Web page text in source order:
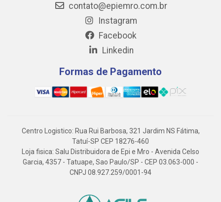
contato@epiemro.com.br
Instagram
Facebook
Linkedin
Formas de Pagamento
Centro Logistico: Rua Rui Barbosa, 321 Jardim NS Fátima,
Tatuí-SP CEP 18276-460
Loja fisica: Salu Distribuidora de Epi e Mro - Avenida Celso
Garcia, 4357 - Tatuape, Sao Paulo/SP - CEP 03.063-000 -
CNPJ 08.927.259/0001-94